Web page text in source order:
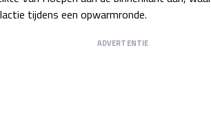
tijdens een opwarmronde.
ADVERTENTIE